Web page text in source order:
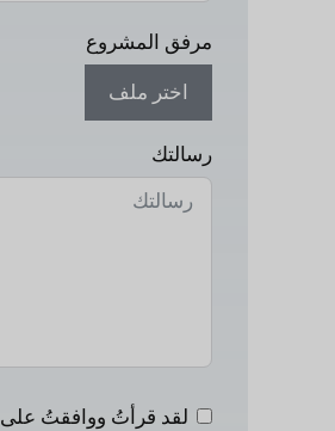
مرفق المشروع
اختر ملف
رسالتك
لقد قرأتُ ووافقتُ على